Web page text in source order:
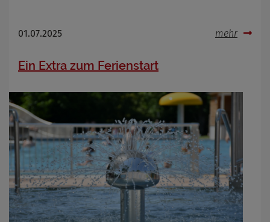
01.07.2025 mehr
Ein Extra zum Ferienstart